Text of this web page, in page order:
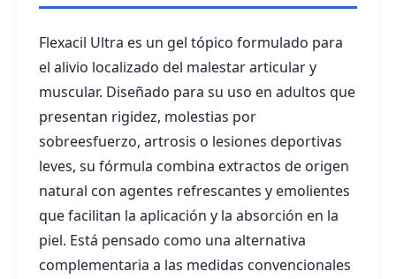
Flexacil Ultra es un gel tópico formulado para
el alivio localizado del malestar articular y
muscular. Diseñado para su uso en adultos que
presentan rigidez, molestias por
sobreesfuerzo, artrosis o lesiones deportivas
leves, su fórmula combina extractos de origen
natural con agentes refrescantes y emolientes
que facilitan la aplicación y la absorción en la
piel. Está pensado como una alternativa
complementaria a las medidas convencionales